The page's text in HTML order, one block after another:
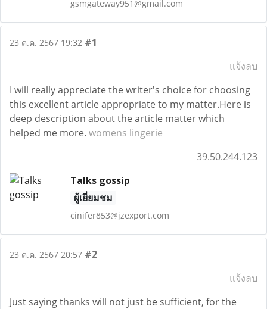
gsmgateway951@gmail.com
23 ต.ค. 2567 19:32 #1
แจ้งลบ
I will really appreciate the writer's choice for choosing
this excellent article appropriate to my matter.Here is
deep description about the article matter which
helped me more. womens lingerie
39.50.244.123
Talks gossip
ผู้เยี่ยมชม
cinifer853@jzexport.com
23 ต.ค. 2567 20:57 #2
แจ้งลบ
Just saying thanks will not just be sufficient, for the